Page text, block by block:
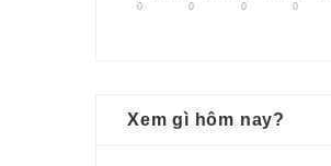
0 0 0 0
Xem gì hôm nay?